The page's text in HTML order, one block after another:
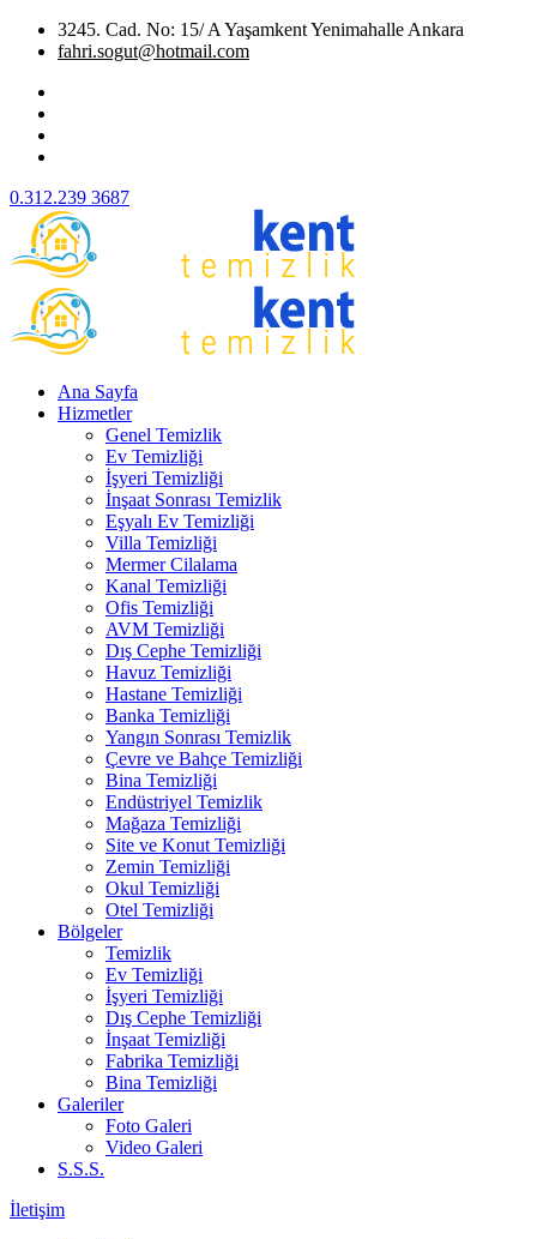
3245. Cad. No: 15/ A Yaşamkent Yenimahalle Ankara
fahri.sogut@hotmail.com
0.312.239 3687
Ana Sayfa
Hizmetler
Genel Temizlik
Ev Temizliği
İşyeri Temizliği
İnşaat Sonrası Temizlik
Eşyalı Ev Temizliği
Villa Temizliği
Mermer Cilalama
Kanal Temizliği
Ofis Temizliği
AVM Temizliği
Dış Cephe Temizliği
Havuz Temizliği
Hastane Temizliği
Banka Temizliği
Yangın Sonrası Temizlik
Çevre ve Bahçe Temizliği
Bina Temizliği
Endüstriyel Temizlik
Mağaza Temizliği
Site ve Konut Temizliği
Zemin Temizliği
Okul Temizliği
Otel Temizliği
Bölgeler
Temizlik
Ev Temizliği
İşyeri Temizliği
Dış Cephe Temizliği
İnşaat Temizliği
Fabrika Temizliği
Bina Temizliği
Galeriler
Foto Galeri
Video Galeri
S.S.S.
İletişim